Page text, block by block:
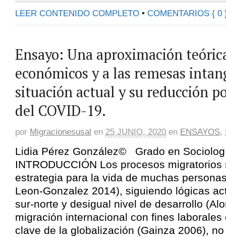
LEER CONTENIDO COMPLETO • COMENTARIOS { 0
Ensayo: Una aproximación
económicos y a las remesas
situación actual y su reducción
del COVID-19.
por Migracionesusal en 25 JUNIO, 2020 en ENSAYOS,
Lidia Pérez González© Grado en
INTRODUCCIÓN Los procesos
estrategia para la vida de muchas
Leon-Gonzalez 2014), siguiendo lógicas
sur-norte y desigual nivel de desarrollo
migración internacional con fines laborales
clave de la globalización (Gainza 2006),